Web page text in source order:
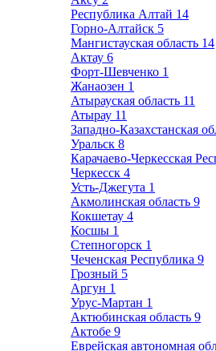
Республика Алтай 14
Горно-Алтайск 5
Мангистауская область 14
Актау 6
Форт-Шевченко 1
Жанаозен 1
Атырауская область 11
Атырау 11
Западно-Казахстанская
Уральск 8
Карачаево-Черкесская
Черкесск 4
Усть-Джегута 1
Акмолинская область 9
Кокшетау 4
Косшы 1
Степногорск 1
Чеченская Республика 9
Грозный 5
Аргун 1
Урус-Мартан 1
Актюбинская область 9
Актобе 9
Еврейская автономная